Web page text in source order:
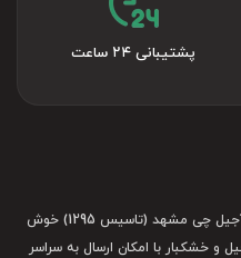
پشتیبانی ۲۴ ساعت
به شعبه آنلاین فروشگاه آجیل و خشکبار آجیل چی مشهد (تاسیس 1295) خوش
و خشکبار با امکان ارسال به سراسر